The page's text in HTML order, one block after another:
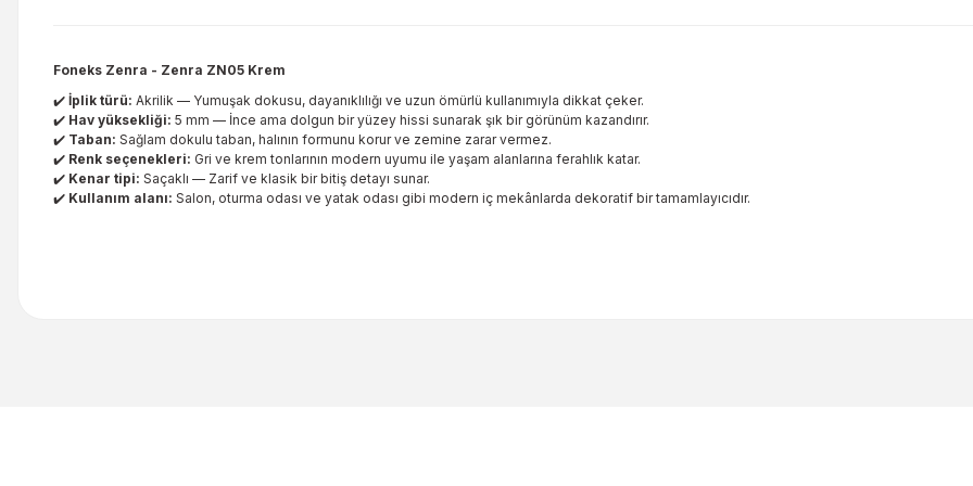
Foneks Zenra - Zenra ZN05 Krem
✔️ İplik türü: Akrilik — Yumuşak dokusu, dayanıklılığı ve uzun ömürlü kullanımıyla dikkat çeker.
✔️ Hav yüksekliği: 5 mm — İnce ama dolgun bir yüzey hissi sunarak şık bir görünüm kazandırır.
✔️ Taban: Sağlam dokulu taban, halının formunu korur ve zemine zarar vermez.
✔️ Renk seçenekleri: Gri ve krem tonlarının modern uyumu ile yaşam alanlarına ferahlık katar.
✔️ Kenar tipi: Saçaklı — Zarif ve klasik bir bitiş detayı sunar.
✔️ Kullanım alanı: Salon, oturma odası ve yatak odası gibi modern iç mekânlarda dekoratif bir tamamlayıcıdır.